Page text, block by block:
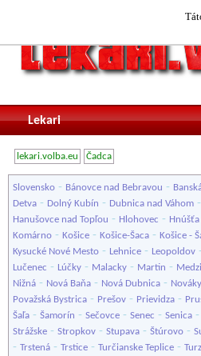
Lekari
lekari.volba.eu Čadca
Slovensko - Bánovce nad Bebravou -
Detva - Dolný Kubín - Dubnica nad Váhom -
Hanušovce nad Topľou - Hlohovec - Hnúšťa
Komárno - Košice - Košice-Šaca - Košice -
Kysucké Nové Mesto - Lehnice - Leopoldov -
Lučenec - Lúčky - Malacky - Martin -
Nižná - Nová Baňa - Nová Dubnica - Nováky
Považská Bystrica - Prešov - Prievidza -
Šaľa - Šamorín - Sečovce - Senec - Senica -
Strážske - Stropkov - Stupava - Štúrovo -
- Trstená - Trstice - Turčianske Teplice -